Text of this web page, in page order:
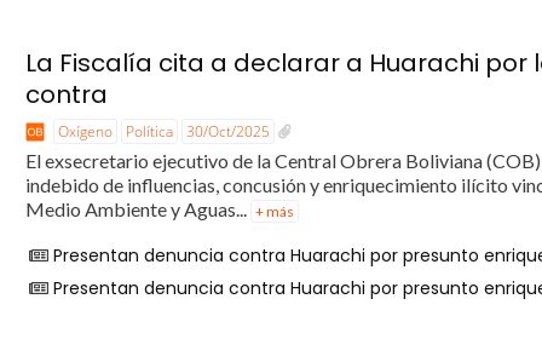
La Fiscalía cita a declarar a Huarachi
contra
Oxígeno Política 30/Oct/2025
El exsecretario ejecutivo de la Central Obrera Boliviana
indebido de influencias, concusión y enriquecimiento ilícito
Medio Ambiente y Aguas...
+ más
Presentan denuncia contra Huarachi por presunto
Presentan denuncia contra Huarachi por presunto